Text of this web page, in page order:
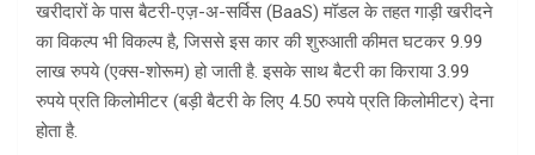
खरीदारों के पास बैटरी-एज़-अ-सर्विस (BaaS) मॉडल के तहत गाड़ी खरीदने
का विकल्प भी विकल्प है, जिससे इस कार की शुरुआती कीमत घटकर 9.99
लाख रुपये (एक्स-शोरूम) हो जाती है. इसके साथ बैटरी का किराया 3.99
रुपये प्रति किलोमीटर (बड़ी बैटरी के लिए 4.50 रुपये प्रति किलोमीटर) देना
होता है.